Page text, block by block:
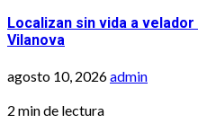
Localizan sin vida a
Vilanova
agosto 10, 2026admin
2 min de lectura